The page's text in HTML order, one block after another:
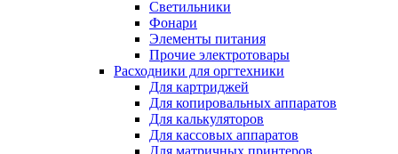
Светильники
Фонари
Элементы питания
Прочие электротовары
Расходники для оргтехники
Для картриджей
Для копировальных аппаратов
Для калькуляторов
Для кассовых аппаратов
Для матричных принтеров